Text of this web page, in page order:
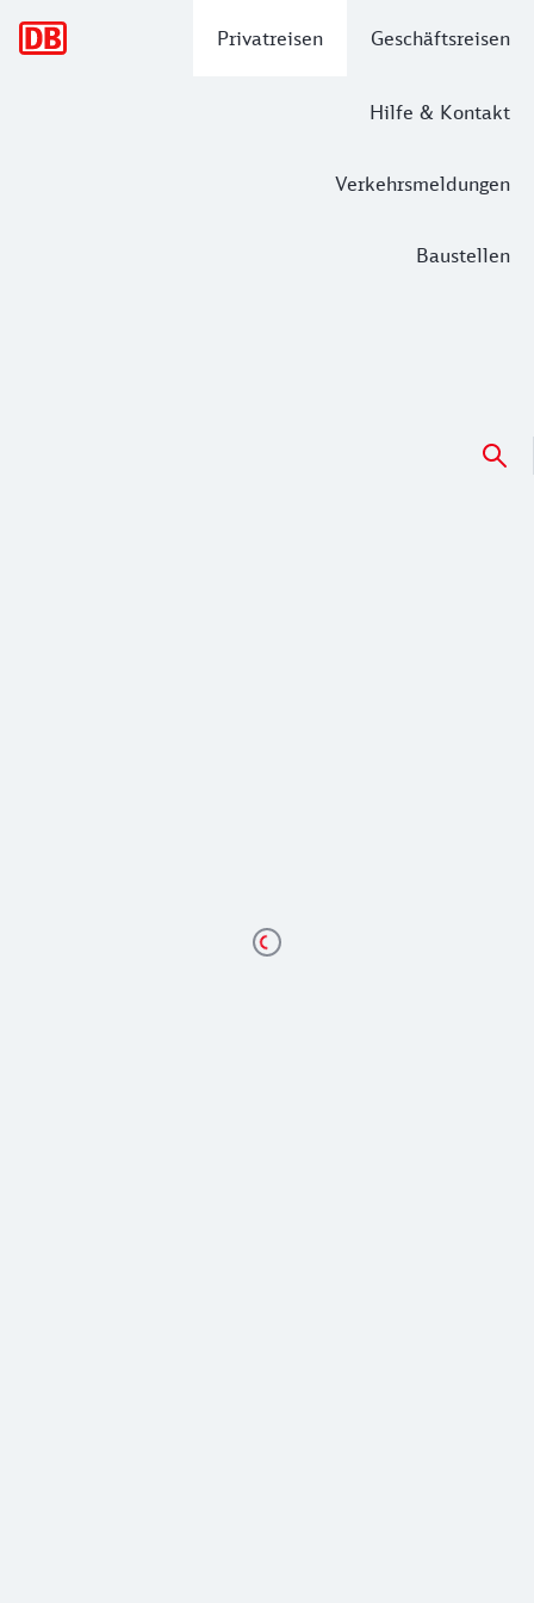
Privatreisen Geschäftsreisen
Hilfe & Kontakt
Verkehrsmeldungen
Baustellen